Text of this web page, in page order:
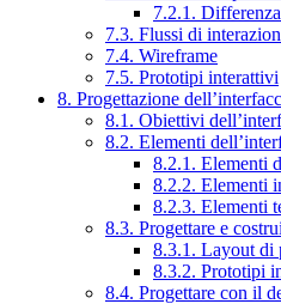
7.2.1.
7.3. Flussi di
7.4. Wireframe
7.5. Prototipi interattivi
8. Progettazione
8.1. Obiettivi
8.2. Elementi
8.2.1. Elementi
8.2.2. Elementi
8.2.3. Elementi
8.3. Progettare e
8.3.1. Layout di
8.3.2. Prototipi
8.4. Progettare con il